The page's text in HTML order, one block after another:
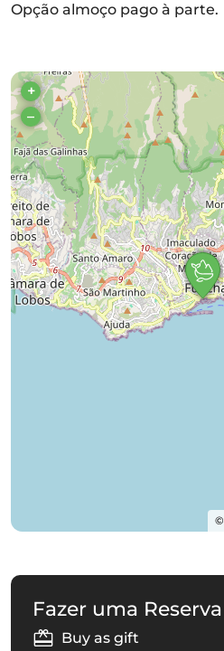
Opção almoço pago à parte.
+
–
©
Fazer uma Reserva
Buy as gift